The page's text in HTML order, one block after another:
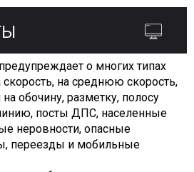
о многих типах
на среднюю скорость,
обочину, разметку, полосу
линию, посты ДПС, населенные
неровности, опасные
переезды и мобильные